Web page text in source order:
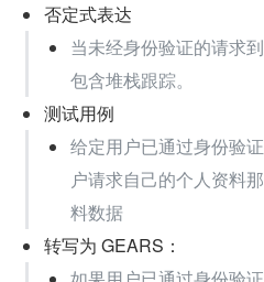
否定式表达
当未经身份验证的请求
包含堆栈跟踪。
测试用例
给定用户已通过身份验
户请求自己的个人资料
料数据
转写为 GEARS：